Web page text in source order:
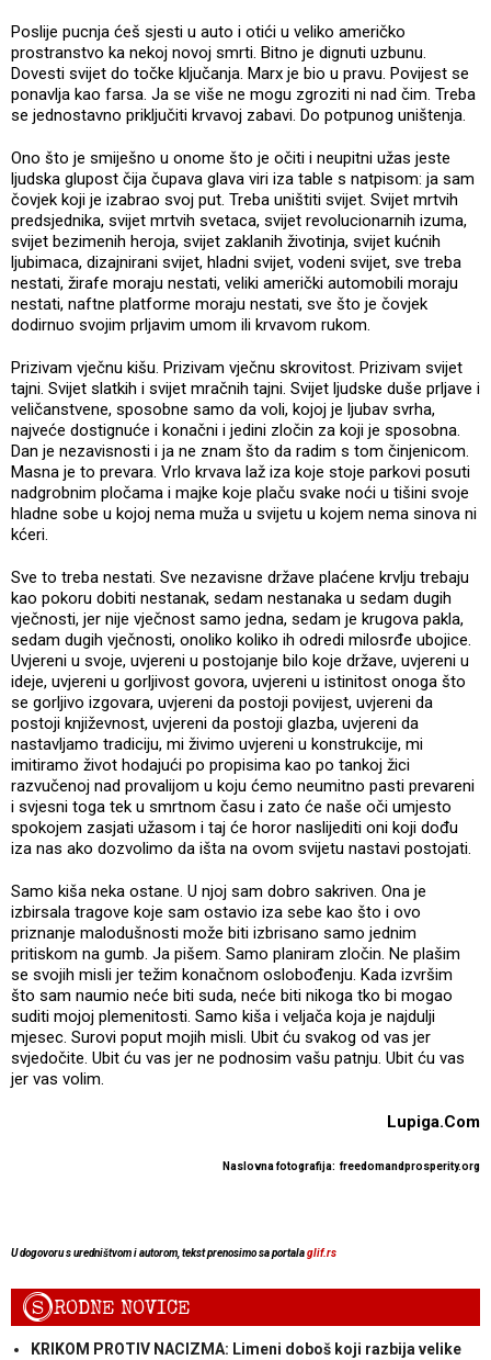
Poslije pucnja ćeš sjesti u auto i otići u veliko američko
prostranstvo ka nekoj novoj smrti. Bitno je dignuti uzbunu.
Dovesti svijet do točke ključanja. Marx je bio u pravu. Povijest se
ponavlja kao farsa. Ja se više ne mogu zgroziti ni nad čim. Treba
se jednostavno priključiti krvavoj zabavi. Do potpunog uništenja.
Ono što je smiješno u onome što je očiti i neupitni užas jeste
ljudska glupost čija čupava glava viri iza table s natpisom: ja sam
čovjek koji je izabrao svoj put. Treba uništiti svijet. Svijet mrtvih
predsjednika, svijet mrtvih svetaca, svijet revolucionarnih izuma,
svijet bezimenih heroja, svijet zaklanih životinja, svijet kućnih
ljubimaca, dizajnirani svijet, hladni svijet, vodeni svijet, sve treba
nestati, žirafe moraju nestati, veliki američki automobili moraju
nestati, naftne platforme moraju nestati, sve što je čovjek
dodirnuo svojim prljavim umom ili krvavom rukom.
Prizivam vječnu kišu. Prizivam vječnu skrovitost. Prizivam svijet
tajni. Svijet slatkih i svijet mračnih tajni. Svijet ljudske duše prljave i
veličanstvene, sposobne samo da voli, kojoj je ljubav svrha,
najveće dostignuće i konačni i jedini zločin za koji je sposobna.
Dan je nezavisnosti i ja ne znam što da radim s tom činjenicom.
Masna je to prevara. Vrlo krvava laž iza koje stoje parkovi posuti
nadgrobnim pločama i majke koje plaču svake noći u tišini svoje
hladne sobe u kojoj nema muža u svijetu u kojem nema sinova ni
kćeri.
Sve to treba nestati. Sve nezavisne države plaćene krvlju trebaju
kao pokoru dobiti nestanak, sedam nestanaka u sedam dugih
vječnosti, jer nije vječnost samo jedna, sedam je krugova pakla,
sedam dugih vječnosti, onoliko koliko ih odredi milosrđe ubojice.
Uvjereni u svoje, uvjereni u postojanje bilo koje države, uvjereni u
ideje, uvjereni u gorljivost govora, uvjereni u istinitost onoga što
se gorljivo izgovara, uvjereni da postoji povijest, uvjereni da
postoji književnost, uvjereni da postoji glazba, uvjereni da
nastavljamo tradiciju, mi živimo uvjereni u konstrukcije, mi
imitiramo život hodajući po propisima kao po tankoj žici
razvučenoj nad provalijom u koju ćemo neumitno pasti prevareni
i svjesni toga tek u smrtnom času i zato će naše oči umjesto
spokojem zasjati užasom i taj će horor naslijediti oni koji dođu
iza nas ako dozvolimo da išta na ovom svijetu nastavi postojati.
Samo kiša neka ostane. U njoj sam dobro sakriven. Ona je
izbirsala tragove koje sam ostavio iza sebe kao što i ovo
priznanje malodušnosti može biti izbrisano samo jednim
pritiskom na gumb. Ja pišem. Samo planiram zločin. Ne plašim
se svojih misli jer težim konačnom oslobođenju. Kada izvršim
što sam naumio neće biti suda, neće biti nikoga tko bi mogao
suditi mojoj plemenitosti. Samo kiša i veljača koja je najdulji
mjesec. Surovi poput mojih misli. Ubit ću svakog od vas jer
svjedočite. Ubit ću vas jer ne podnosim vašu patnju. Ubit ću vas
jer vas volim.
Lupiga.Com
Naslovna fotografija: freedomandprosperity.org
U dogovoru s uredništvom i autorom, tekst prenosimo sa portalaglif.rs
SRODNE NOVICE
KRIKOM PROTIV NACIZMA: Limeni doboš koji razbija velike